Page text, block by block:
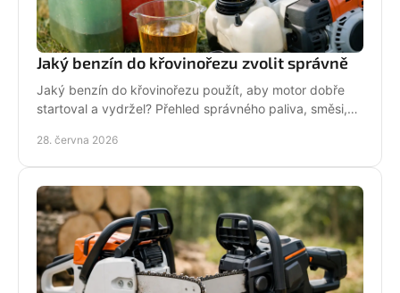
Jaký benzín do křovinořezu zvolit správně
Jaký benzín do křovinořezu použít, aby motor dobře
startoval a vydržel? Přehled správného paliva, směsi,
28. června 2026